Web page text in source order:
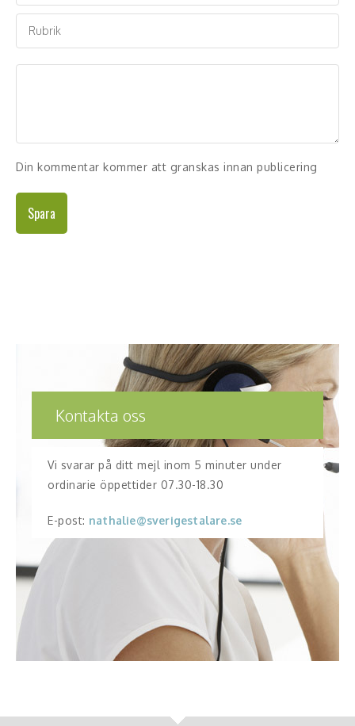
Din kommentar kommer att granskas innan publicering
Spara
Kontakta oss
Vi svarar på ditt mejl inom 5 minuter under
ordinarie öppettider 07.30-18.30
E-post: nathalie@sverigestalare.se